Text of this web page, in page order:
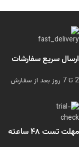
ارسال سریع سفارشات
2 تا 7 روز بعد از سفارش
مهلت تست ۴۸ ساعته